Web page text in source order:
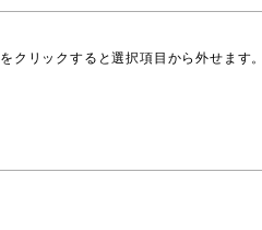
をクリックすると選択項目から外せます。